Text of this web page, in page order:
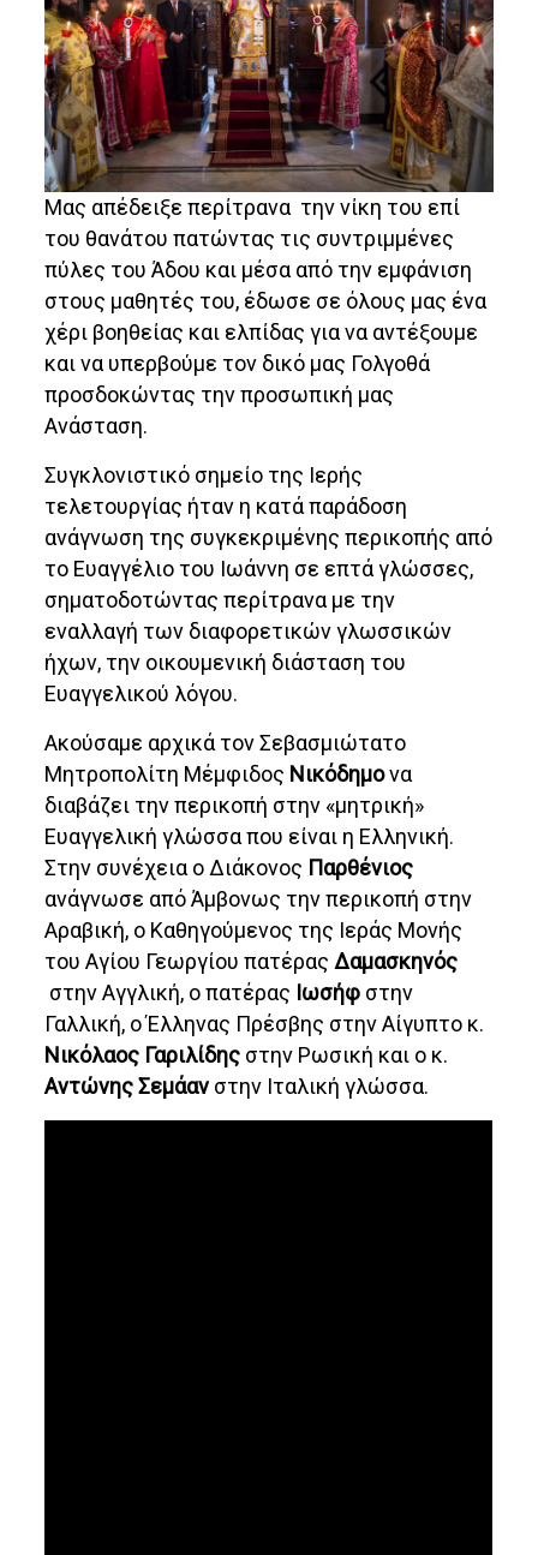
Μας απέδειξε περίτρανα την νίκη του επί
του θανάτου πατώντας τις συντριμμένες
πύλες του Άδου και μέσα από την εμφάνιση
στους μαθητές του, έδωσε σε όλους μας ένα
χέρι βοηθείας και ελπίδας για να αντέξουμε
και να υπερβούμε τον δικό μας Γολγοθά
προσδοκώντας την προσωπική μας
Ανάσταση.
Συγκλονιστικό σημείο της Ιερής
τελετουργίας ήταν η κατά παράδοση
ανάγνωση της συγκεκριμένης περικοπής από
το Ευαγγέλιο του Ιωάννη σε επτά γλώσσες,
σηματοδοτώντας περίτρανα με την
εναλλαγή των διαφορετικών γλωσσικών
ήχων, την οικουμενική διάσταση του
Ευαγγελικού λόγου.
Ακούσαμε αρχικά τον Σεβασμιώτατο
Μητροπολίτη Μέμφιδος Νικόδημονα
διαβάζει την περικοπή στην «μητρική»
Ευαγγελική γλώσσα που είναι η Ελληνική.
Στην συνέχεια ο Διάκονος Παρθένιος
ανάγνωσε από Άμβονως την περικοπή στην
Αραβική, ο Καθηγούμενος της Ιεράς Μονής
του Αγίου Γεωργίου πατέρας Δαμασκηνός
στην Αγγλική, ο πατέρας Ιωσήφ στην
Γαλλική, ο Έλληνας Πρέσβης στην Αίγυπτο κ.
Νικόλαος Γαριλίδης στην Ρωσική και ο κ.
Αντώνης Σεμάανστην Ιταλική γλώσσα.